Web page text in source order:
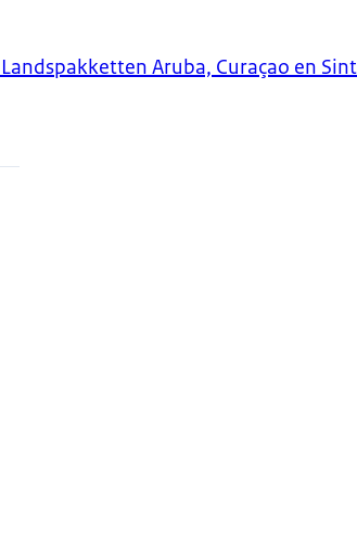
Aruba, Curaçao en